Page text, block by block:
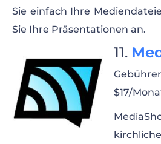
Sie einfach Ihre
Sie Ihre Präsentationen an.
$17/
kirchliche